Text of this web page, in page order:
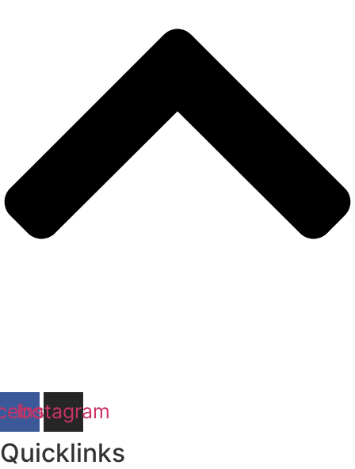
Instagram
Quicklinks